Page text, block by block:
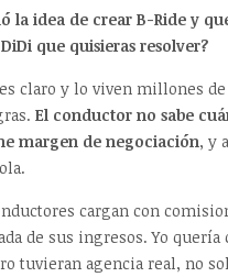
la idea de crear B-Ride y
que quisieras resolver?
claro y lo viven millones
El conductor no sabe
margen de negociación, y
cargan con
de sus ingresos. Yo
tuvieran agencia real, no